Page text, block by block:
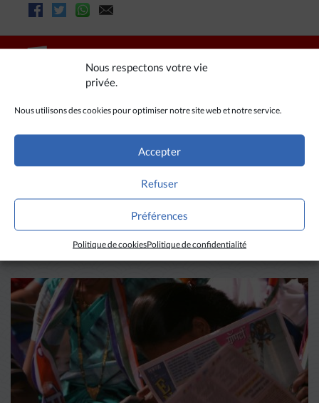
Nous respectons votre vie
privée.
Nous utilisons des cookies pour optimiser notre site web et notre service.
Accepter
Refuser
Préférences
Politique de cookiesPolitique de confidentialité
A LIRE AUSSI